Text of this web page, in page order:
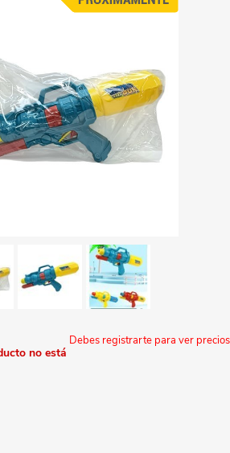
Debes registrarte para ver precios
no está